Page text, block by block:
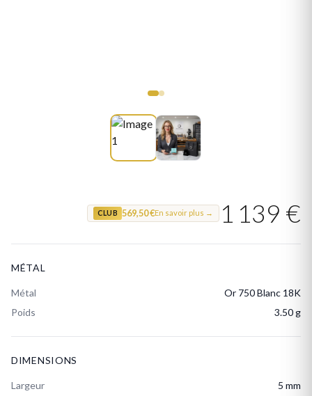
CLUB 569,50 €En savoir plus → 1 139 €
MÉTAL
Métal
Or 750 Blanc 18K
Poids
3.50 g
DIMENSIONS
Largeur 5 mm